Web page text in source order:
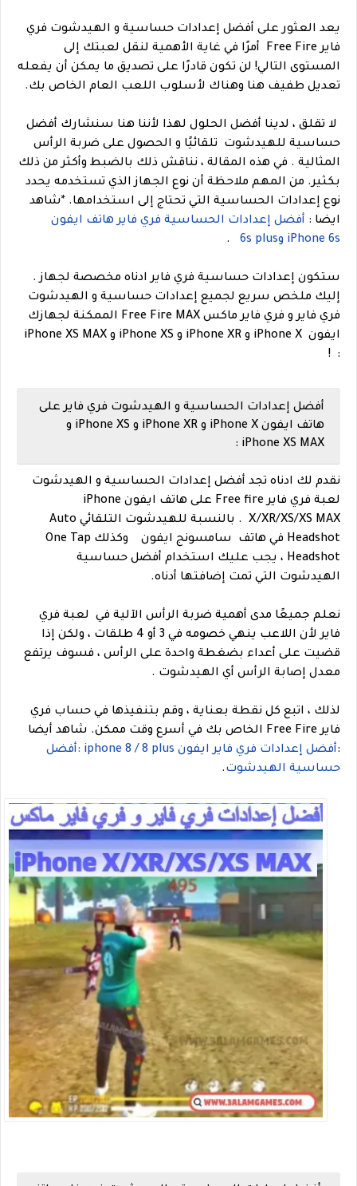
يعد العثور على أفضل إعدادات حساسية و الهيدشوت فري
فاير Free Fire أمرًا في غاية الأهمية لنقل لعبتك إلى
المستوى التالي! لن تكون قادرًا على تصديق ما يمكن أن يفعله
تعديل طفيف هنا وهناك لأسلوب اللعب العام الخاص بك.
لا تقلق ، لدينا أفضل الحلول لهذا لأننا هنا سنشارك أفضل
حساسية للهيدشوت تلقائيًا و الحصول على ضربة الرأس
المثالية . في هذه المقالة ، نناقش ذلك بالضبط وأكثر من ذلك
بكثير. من المهم ملاحظة أن نوع الجهاز الذي تستخدمه يحدد
نوع إعدادات الحساسية التي تحتاج إلى استخدامها. *شاهد
ايضا : أفضل إعدادات الحساسية فري فاير هاتف ايفون
iPhone 6s و6s plus
.
ستكون إعدادات حساسية فري فاير ادناه مخصصة لجهاز .
إليك ملخص سريع لجميع إعدادات حساسية و الهيدشوت
فري فاير و فري فاير ماكس Free Fire MAX الممكنة لجهازك
ايفون iPhone X و iPhone XR و iPhone XS و iPhone XS MAX
: !
أفضل إعدادات الحساسية و الهيدشوت فري فاير على
هاتف ايفون iPhone X و iPhone XR و iPhone XS و
iPhone XS MAX :
نقدم لك ادناه تجد أفضل إعدادات الحساسية و الهيدشوت
لعبة فري فاير Free fire على هاتف ايفون iPhone
X/XR/XS/XS MAX .
بالنسبة للهيدشوت التلقائي Auto
Headshot في هاتف سامسونج ايفون وكذلك One Tap
Headshot ، يجب عليك استخدام أفضل حساسية
الهيدشوت التي تمت إضافتها أدناه.
نعلم جميعًا مدى أهمية ضربة الرأس الآلية في لعبة فري
فاير لأن اللاعب ينهي خصومه في 3 أو 4 طلقات ، ولكن إذا
قضيت على أعداء بضغطة واحدة على الرأس ، فسوف يرتفع
معدل إصابة الرأس أي الهيدشوت .
لذلك ، اتبع كل نقطة بعناية ، وقم بتنفيذها في حساب فري
فاير Free Fire الخاص بك في أسرع وقت ممكن.
شاهد أيضا
:
أفضل إعدادات فري فاير ايفون iphone 8 / 8 plus :أفضل
حساسية الهيدشوت.